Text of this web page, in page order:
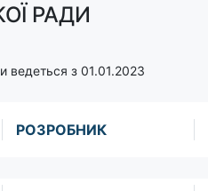
РАДИ
ведеться з 01.01.2023
РОЗРОБНИК